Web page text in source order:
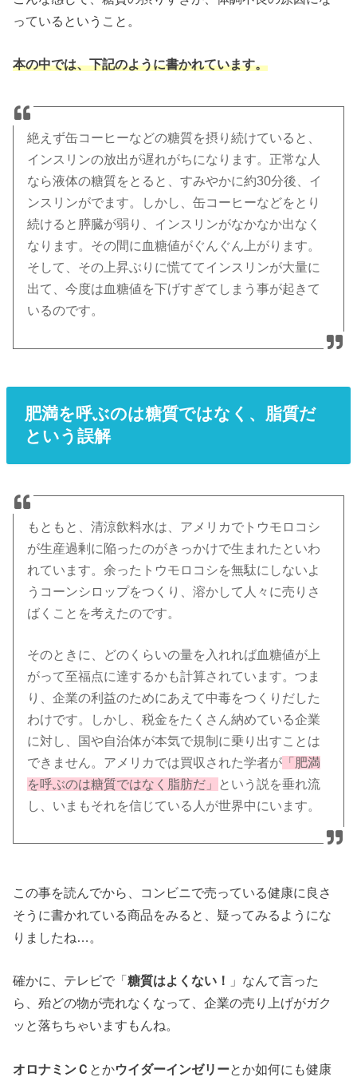
っているということ。
本の中では、下記のように書かれています。
絶えず缶コーヒーなどの糖質を摂り続けていると、
インスリンの放出が遅れがちになります。正常な人
なら液体の糖質をとると、すみやかに約30分後、イ
ンスリンがでます。しかし、缶コーヒーなどをとり
続けると膵臓が弱り、インスリンがなかなか出なく
なります。その間に血糖値がぐんぐん上がります。
そして、その上昇ぶりに慌ててインスリンが大量に
出て、今度は血糖値を下げすぎてしまう事が起きて
いるのです。
肥満を呼ぶのは糖質ではなく、脂質だ
という誤解
もともと、清涼飲料水は、アメリカでトウモロコシ
が生産過剰に陥ったのがきっかけで生まれたといわ
れています。余ったトウモロコシを無駄にしないよ
うコーンシロップをつくり、溶かして人々に売りさ
ばくことを考えたのです。
そのときに、どのくらいの量を入れれば血糖値が上
がって至福点に達するかも計算されています。つま
り、企業の利益のためにあえて中毒をつくりだした
わけです。しかし、税金をたくさん納めている企業
に対し、国や自治体が本気で規制に乗り出すことは
できません。アメリカでは買収された学者が 「肥満
を呼ぶのは糖質ではなく脂肪だ」
という説を垂れ流
し、いまもそれを信じている人が世界中にいます。
この事を読んでから、コンビニで売っている健康に良さ
そうに書かれている商品をみると、疑ってみるようにな
りましたね…。
確かに、テレビで「糖質はよくない！
」なんて言った
ら、殆どの物が売れなくなって、企業の売り上げがガク
ッと落ちちゃいますもんね。
オロナミンＣ とかウイダーインゼリーとか如何にも健康